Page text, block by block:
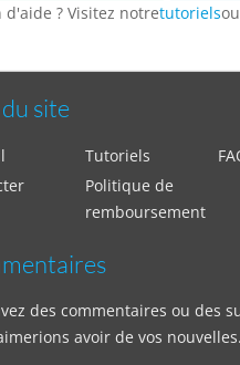
d'aide ? Visitez notretutorielsou
site
Tutoriels
Politique de
remboursement
des commentaires ou des
avoir de vos nouvelles.